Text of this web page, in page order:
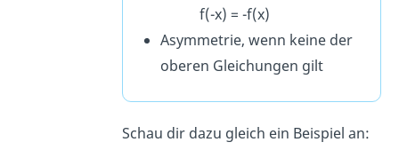
f(-x) = -f(x)
Asymmetrie, wenn keine der
oberen Gleichungen gilt
Schau dir dazu gleich ein Beispiel an: